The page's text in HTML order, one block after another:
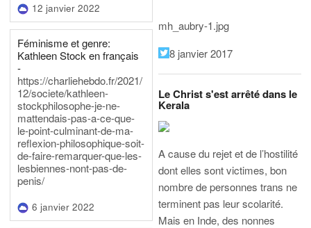
12 janvier 2022
Féminisme et genre:
Kathleen Stock en français
-
https://charliehebdo.fr/2021/
12/societe/kathleen-
stockphilosophe-je-ne-
mattendais-pas-a-ce-que-
le-point-culminant-de-ma-
reflexion-philosophique-soit-
de-faire-remarquer-que-les-
lesbiennes-nont-pas-de-
penis/
6 janvier 2022
mh_aubry-1.jpg
8 janvier 2017
Le Christ s'est arrêté dans le
Kerala
A cause du rejet et de l’hostilité
dont elles sont victimes, bon
nombre de personnes trans ne
terminent pas leur scolarité.
Mais en Inde, des nonnes